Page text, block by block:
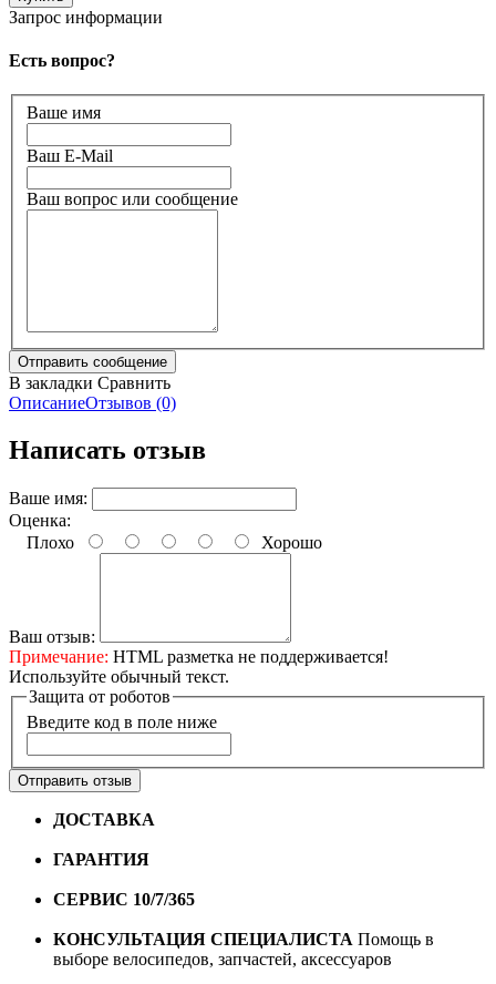
Запрос информации
Есть вопрос?
Ваше имя
Ваш E-Mail
Ваш вопрос или сообщение
В закладки Сравнить
ОписаниеОтзывов (0)
Написать отзыв
Ваше имя:
Оценка:
Плохо
Хорошо
Ваш отзыв:
Примечание: HTML разметка не поддерживается!
Используйте обычный текст.
Защита от роботов
Введите код в поле ниже
Отправить отзыв
ДОСТАВКА
ГАРАНТИЯ
СЕРВИС 10/7/365
КОНСУЛЬТАЦИЯ СПЕЦИАЛИСТА Помощь в
выборе велосипедов, запчастей, аксессуаров